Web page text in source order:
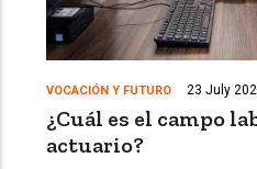
VOCACIÓN Y FUTURO 23 July
¿Cuál es el campo
actuario?